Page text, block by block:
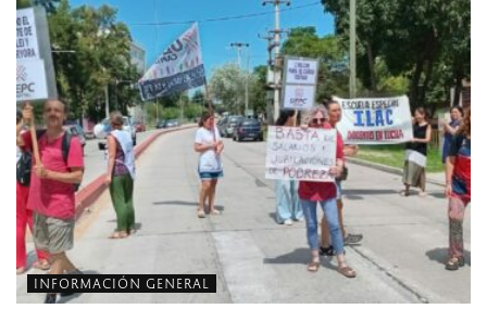
INFORMACIÓN GENERAL